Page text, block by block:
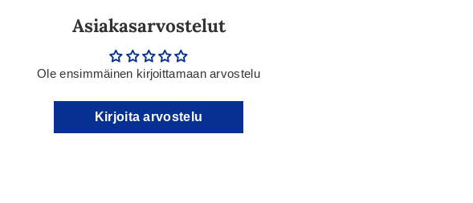
Asiakasarvostelut
Ole ensimmäinen kirjoittamaan arvostelu
Kirjoita arvostelu